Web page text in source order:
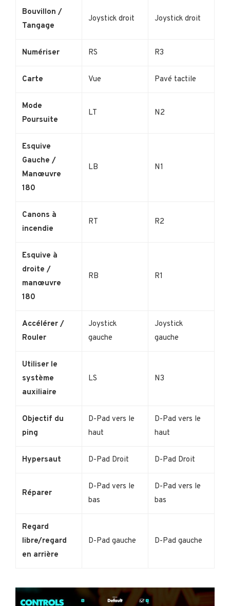
Bouvillon /
Tangage
Joystick droit Joystick droit
Numériser RS R3
Carte Vue Pavé tactile
Mode
Poursuite
LT N2
Esquive
Gauche /
Manœuvre
180
LB N1
Canons à
incendie
RT R2
Esquive à
droite /
manœuvre
180
RB R1
Accélérer /
Rouler
Joystick
gauche
Joystick
gauche
Utiliser le
système
auxiliaire
LS N3
Objectif du
ping
D-Pad vers le
haut
D-Pad vers le
haut
Hypersaut D-Pad Droit D-Pad Droit
Réparer
D-Pad vers le
bas
D-Pad vers le
bas
Regard
libre/regard
en arrière
D-Pad gauche D-Pad gauche